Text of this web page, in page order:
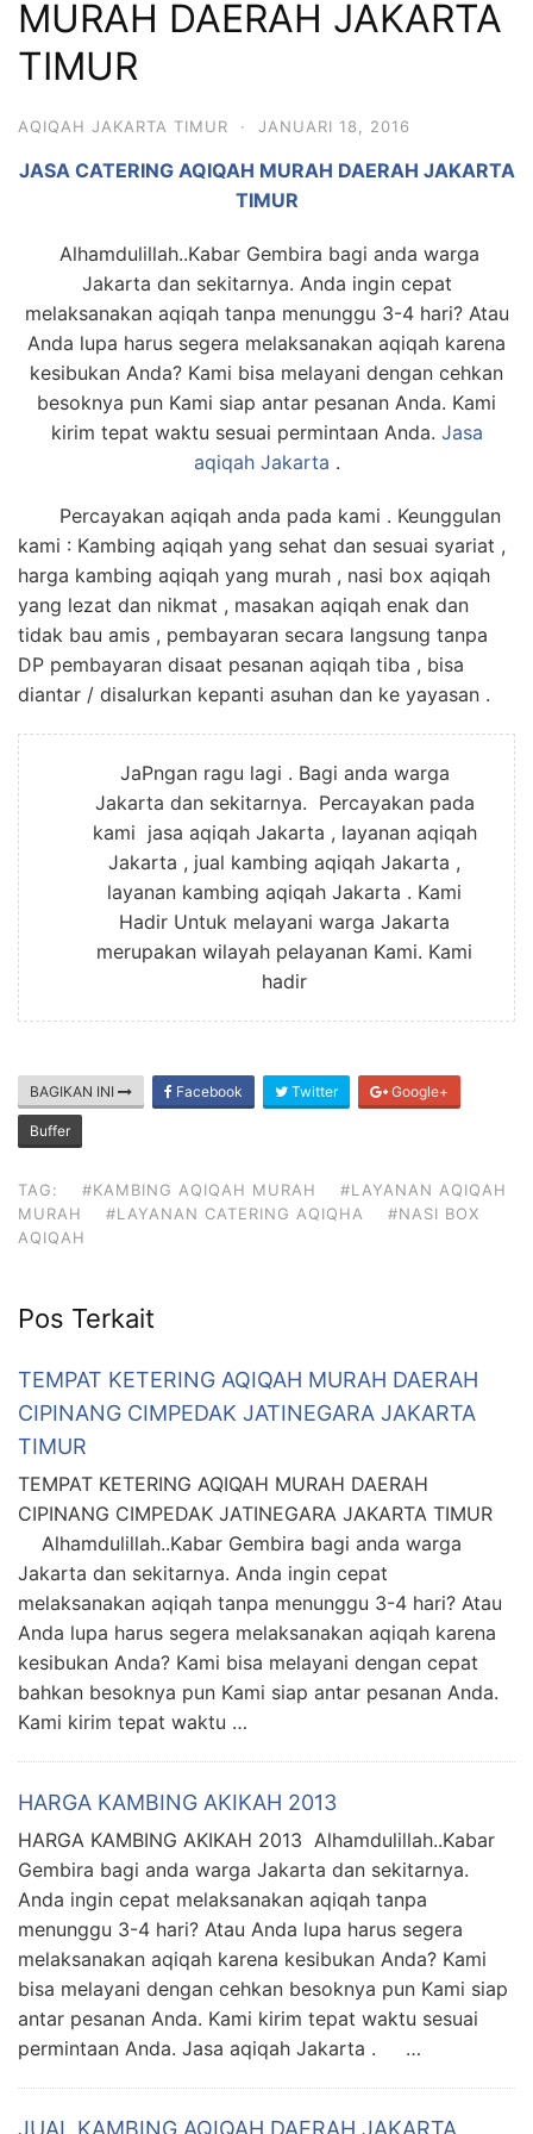
6713
MURAH DAERAH JAKARTA
TIMUR
AQIQAH JAKARTA TIMUR · JANUARI 18, 2016
JASA CATERING AQIQAH MURAH DAERAH JAKARTA
TIMUR
Alhamdulillah..Kabar Gembira bagi anda warga
Jakarta dan sekitarnya. Anda ingin cepat
melaksanakan aqiqah tanpa menunggu 3-4 hari? Atau
Anda lupa harus segera melaksanakan aqiqah karena
kesibukan Anda? Kami bisa melayani dengan cehkan
besoknya pun Kami siap antar pesanan Anda. Kami
kirim tepat waktu sesuai permintaan Anda. Jasa
aqiqah Jakarta .
Percayakan aqiqah anda pada kami . Keunggulan
kami : Kambing aqiqah yang sehat dan sesuai syariat ,
harga kambing aqiqah yang murah , nasi box aqiqah
yang lezat dan nikmat , masakan aqiqah enak dan
tidak bau amis , pembayaran secara langsung tanpa
DP pembayaran disaat pesanan aqiqah tiba , bisa
diantar / disalurkan kepanti asuhan dan ke yayasan .
JaPngan ragu lagi . Bagi anda warga
Jakarta dan sekitarnya. Percayakan pada
kami jasa aqiqah Jakarta , layanan aqiqah
Jakarta , jual kambing aqiqah Jakarta ,
layanan kambing aqiqah Jakarta . Kami
Hadir Untuk melayani warga Jakarta
merupakan wilayah pelayanan Kami. Kami
hadir
BAGIKAN INI Facebook Twitter Google+
Buffer
TAG: #KAMBING AQIQAH MURAH
#LAYANAN AQIQAH
MURAH
#LAYANAN CATERING AQIQHA
#NASI BOX
AQIQAH
Pos Terkait
TEMPAT KETERING AQIQAH MURAH DAERAH
CIPINANG CIMPEDAK JATINEGARA JAKARTA
TIMUR
TEMPAT KETERING AQIQAH MURAH DAERAH
CIPINANG CIMPEDAK JATINEGARA JAKARTA TIMUR
Alhamdulillah..Kabar Gembira bagi anda warga
Jakarta dan sekitarnya. Anda ingin cepat
melaksanakan aqiqah tanpa menunggu 3-4 hari? Atau
Anda lupa harus segera melaksanakan aqiqah karena
kesibukan Anda? Kami bisa melayani dengan cepat
bahkan besoknya pun Kami siap antar pesanan Anda.
Kami kirim tepat waktu …
HARGA KAMBING AKIKAH 2013
HARGA KAMBING AKIKAH 2013 Alhamdulillah..Kabar
Gembira bagi anda warga Jakarta dan sekitarnya.
Anda ingin cepat melaksanakan aqiqah tanpa
menunggu 3-4 hari? Atau Anda lupa harus segera
melaksanakan aqiqah karena kesibukan Anda? Kami
bisa melayani dengan cehkan besoknya pun Kami siap
antar pesanan Anda. Kami kirim tepat waktu sesuai
permintaan Anda. Jasa aqiqah Jakarta . …